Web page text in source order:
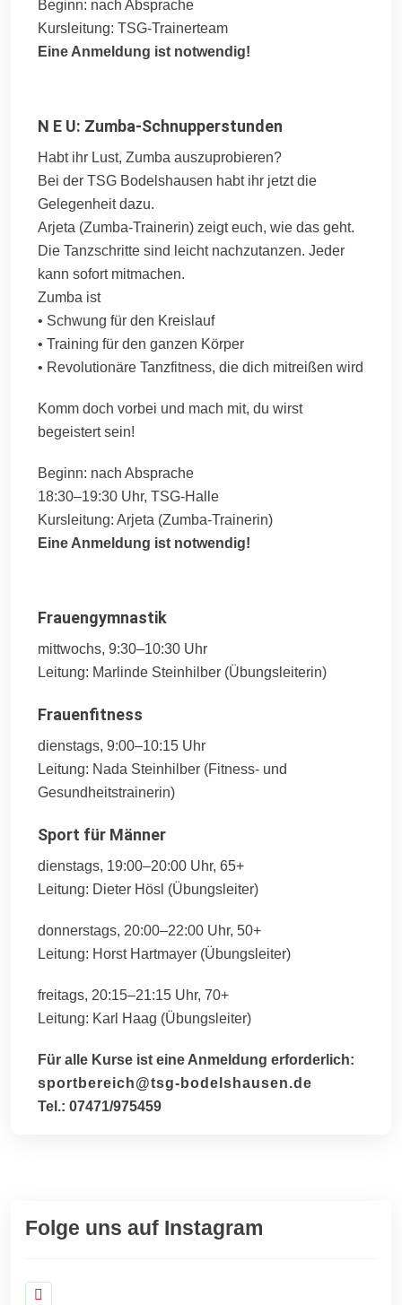
Beginn: nach Absprache
Kursleitung: TSG-Trainerteam
Eine Anmeldung ist notwendig!
N E U: Zumba-Schnupperstunden
Habt ihr Lust, Zumba auszuprobieren?
Bei der TSG Bodelshausen habt ihr jetzt die
Gelegenheit dazu.
Arjeta (Zumba-Trainerin) zeigt euch, wie das geht.
Die Tanzschritte sind leicht nachzutanzen. Jeder
kann sofort mitmachen.
Zumba ist
• Schwung für den Kreislauf
• Training für den ganzen Körper
• Revolutionäre Tanzfitness, die dich mitreißen wird
Komm doch vorbei und mach mit, du wirst
begeistert sein!
Beginn: nach Absprache
18:30–19:30 Uhr, TSG-Halle
Kursleitung: Arjeta (Zumba-Trainerin)
Eine Anmeldung ist notwendig!
Frauengymnastik
mittwochs, 9:30–10:30 Uhr
Leitung: Marlinde Steinhilber (Übungsleiterin)
Frauenfitness
dienstags, 9:00–10:15 Uhr
Leitung: Nada Steinhilber (Fitness- und
Gesundheitstrainerin)
Sport für Männer
dienstags, 19:00–20:00 Uhr, 65+
Leitung: Dieter Hösl (Übungsleiter)
donnerstags, 20:00–22:00 Uhr, 50+
Leitung: Horst Hartmayer (Übungsleiter)
freitags, 20:15–21:15 Uhr, 70+
Leitung: Karl Haag (Übungsleiter)
Für alle Kurse ist eine Anmeldung erforderlich:
sportbereich@tsg-bodelshausen.de
Tel.: 07471/975459
Folge uns auf Instagram